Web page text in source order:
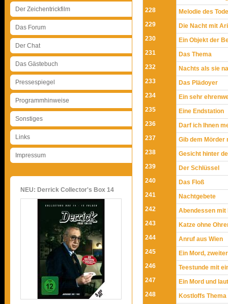
Der Zeichentrickfilm
Das Forum
Der Chat
Das Gästebuch
Pressespiegel
Programmhinweise
Sonstiges
Links
Impressum
NEU: Derrick Collector's Box 14
228
Melodie des
229
Die Nacht mit
230
Ein Objekt der
231
Das Thema
232
Nachts als sie
233
Das Plädoyer
234
Ein sehr
235
Eine Endstation
236
Darf ich Ihnen
237
Gib dem Mörder
238
Gesicht hinter
239
Der Schlüssel
240
Das Floß
241
Nachtgebete
242
Abendessen mit
243
Katze ohne
244
Anruf aus Wien
245
Ein Mord,
246
Teestunde mit
247
Ein Mord und
248
Kostloffs Thema